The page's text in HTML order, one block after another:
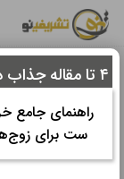
خانه >جشن تولد
راهنمای انتخاب
کادوی
۴ تا مقاله جذاب دیگه برات آماده کردیم!
راهنمای جامع
ست برای